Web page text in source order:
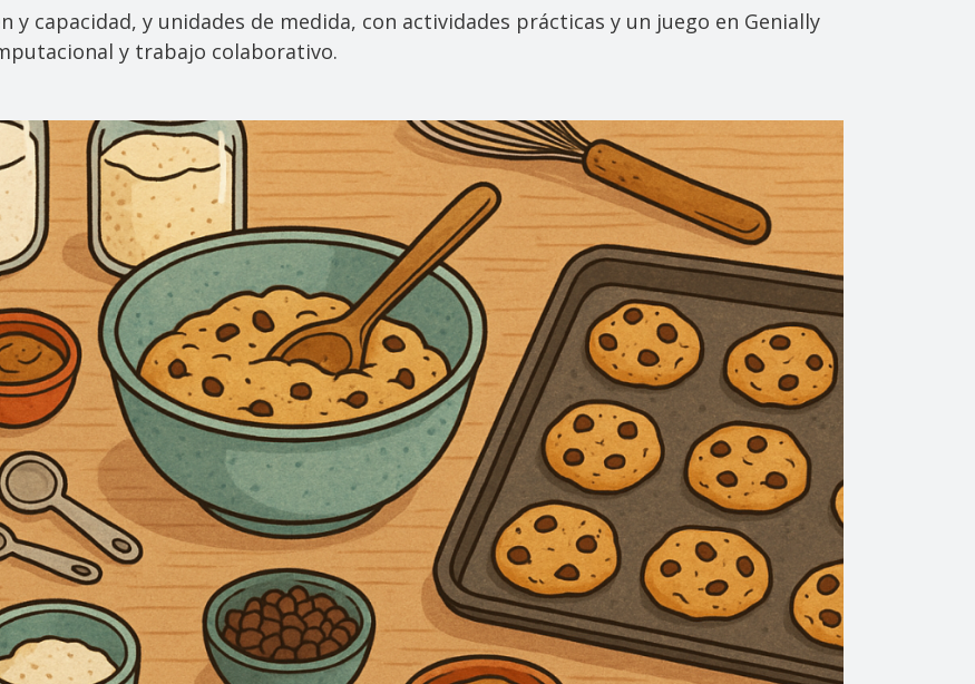
y capacidad, y unidades de medida, con actividades prácticas y un juego en Genially
y trabajo colaborativo.